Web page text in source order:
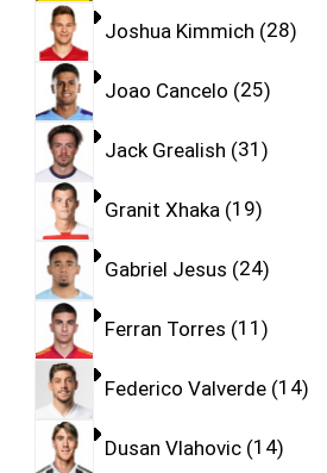
Joshua Kimmich 28
Joao Cancelo 25
Jack Grealish 31
Granit Xhaka 19
Gabriel Jesus 24
Ferran Torres 11
Federico Valverde 14
Dusan Vlahovic 14